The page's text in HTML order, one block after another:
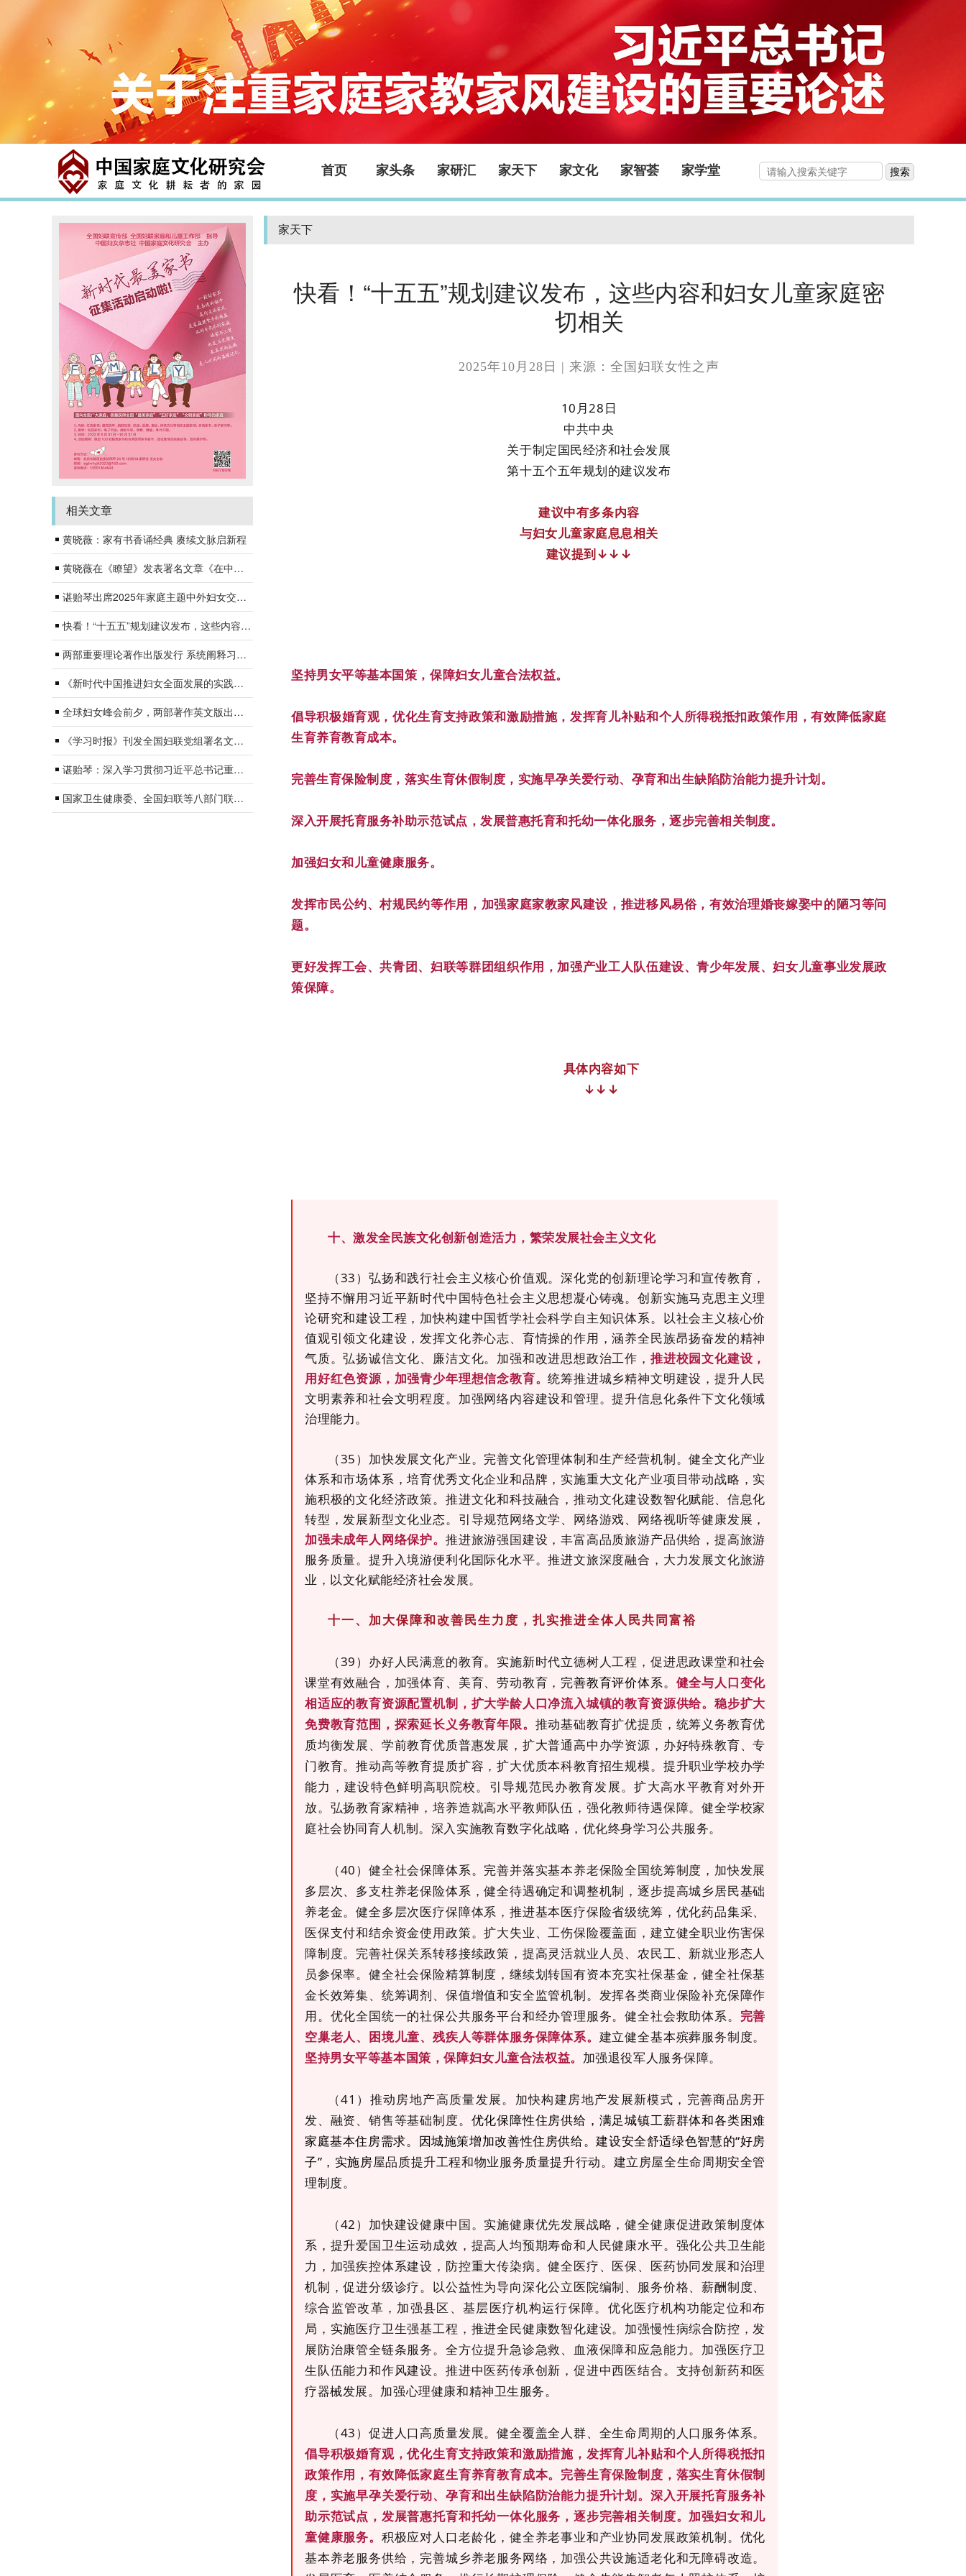
首页 家头条 家研汇 家天下 家文化 家智荟 家学堂 搜索
相关文章
黄晓薇：家有书香诵经典 赓续文脉启新程
黄晓薇在《瞭望》发表署名文章《在中国式现代化宏阔实践中谱写妇女事业发展新篇章》
谌贻琴出席2025年家庭主题中外妇女交流暨粤港澳大湾区妇女融合协同发展活动
快看！“十五五”规划建议发布，这些内容和妇女儿童家庭密切相关
两部重要理论著作出版发行 系统阐释习近平总书记关于妇女儿童和妇联工作、关于注重家庭家教家风建设的重要论述
《新时代中国推进妇女全面发展的实践与成就》白皮书，全文来啦！
全球妇女峰会前夕，两部著作英文版出版发行
《学习时报》刊发全国妇联党组署名文章：守正创新做好家庭家教家风建设工作
谌贻琴：深入学习贯彻习近平总书记重要讲话精神 团结引领广大妇女为强国建设民族复兴伟业作出新的更大贡献
国家卫生健康委、全国妇联等八部门联合印发《关于全面开展健康家庭建设的通知》
家天下
快看！“十五五”规划建议发布，这些内容和妇女儿童家庭密
切相关
2025年10月28日 | 来源：全国妇联女性之声
10月28日
中共中央
关于制定国民经济和社会发展
第十五个五年规划的建议发布
建议中有多条内容
与妇女儿童家庭息息相关
建议提到↓↓ ↓
坚持男女平等基本国策，保障妇女儿童合法权益。
倡导积极婚育观，优化生育支持政策和激励措施，发挥育儿补贴和个人所得税抵扣政策作用，有效降低家庭
生育养育教育成本。
完善生育保险制度，落实生育休假制度，实施早孕关爱行动、孕育和出生缺陷防治能力提升计划。
深入开展托育服务补助示范试点，发展普惠托育和托幼一体化服务，逐步完善相关制度。
加强妇女和儿童健康服务。
发挥市民公约、村规民约等作用，加强家庭家教家风建设，推进移风易俗，有效治理婚丧嫁娶中的陋习等问
题。
更好发挥工会、共青团、妇联等群团组织作用，加强产业工人队伍建设、青少年发展、妇女儿童事业发展政
策保障。
具体内容如下
↓↓ ↓
十、激发全民族文化创新创造活力，繁荣发展社会主义文化
（33）弘扬和践行社会主义核心价值观。深化党的创新理论学习和宣传教育，
坚持不懈用习近平新时代中国特色社会主义思想凝心铸魂。创新实施马克思主义理
论研究和建设工程，加快构建中国哲学社会科学自主知识体系。以社会主义核心价
值观引领文化建设，发挥文化养心志、育情操的作用，涵养全民族昂扬奋发的精神
气质。弘扬诚信文化、廉洁文化。加强和改进思想政治工作， 推进校园文化建设，
用好红色资源，加强青少年理想信念教育。统筹推进城乡精神文明建设，提升人民
文明素养和社会文明程度。加强网络内容建设和管理。提升信息化条件下文化领域
治理能力。
（35）加快发展文化产业。完善文化管理体制和生产经营机制。健全文化产业
体系和市场体系，培育优秀文化企业和品牌，实施重大文化产业项目带动战略，实
施积极的文化经济政策。推进文化和科技融合，推动文化建设数智化赋能、信息化
转型，发展新型文化业态。引导规范网络文学、网络游戏、网络视听等健康发展，
加强未成年人网络保护。 推进旅游强国建设，丰富高品质旅游产品供给，提高旅游
服务质量。提升入境游便利化国际化水平。推进文旅深度融合，大力发展文化旅游
业，以文化赋能经济社会发展。
十一、加大保障和改善民生力度，扎实推进全体人民共同富裕
（39）办好人民满意的教育。实施新时代立德树人工程，促进思政课堂和社会
课堂有效融合，加强体育、美育、劳动教育， 完善教育评价体系。 健全与人口变化
相适应的教育资源配置机制，扩大学龄人口净流入城镇的教育资源供给。稳步扩大
免费教育范围，探索延长义务教育年限。 推动基础教育扩优提质，统筹义务教育优
质均衡发展、学前教育优质普惠发展，扩大普通高中办学资源，办好特殊教育、专
门教育。推动高等教育提质扩容，扩大优质本科教育招生规模。提升职业学校办学
能力，建设特色鲜明高职院校。引导规范民办教育发展。扩大高水平教育对外开
放。弘扬教育家精神，培养造就高水平教师队伍，强化教师待遇保障。健全学校家
庭社会协同育人机制。深入实施教育数字化战略，优化终身学习公共服务。
（40）健全社会保障体系。完善并落实基本养老保险全国统筹制度，加快发展
多层次、多支柱养老保险体系，健全待遇确定和调整机制，逐步提高城乡居民基础
养老金。健全多层次医疗保障体系，推进基本医疗保险省级统筹，优化药品集采、
医保支付和结余资金使用政策。扩大失业、工伤保险覆盖面，建立健全职业伤害保
障制度。完善社保关系转移接续政策，提高灵活就业人员、农民工、新就业形态人
员参保率。健全社会保险精算制度，继续划转国有资本充实社保基金，健全社保基
金长效筹集、统筹调剂、保值增值和安全监管机制。发挥各类商业保险补充保障作
用。优化全国统一的社保公共服务平台和经办管理服务。健全社会救助体系。 完善
空巢老人、困境儿童、残疾人等群体服务保障体系。 建立健全基本殡葬服务制度。
坚持男女平等基本国策，保障妇女儿童合法权益。 加强退役军人服务保障。
（41）推动房地产高质量发展。加快构建房地产发展新模式，完善商品房开
发、融资、销售等基础制度。 优化保障性住房供给，满足城镇工薪群体和各类困难
家庭基本住房需求。因城施策增加改善性住房供给。建设安全舒适绿色智慧的“好房
子”，实施房屋品质提升工程和物业服务质量提升行动。建立房屋全生命周期安全管
理制度。
（42）加快建设健康中国。实施健康优先发展战略，健全健康促进政策制度体
系，提升爱国卫生运动成效，提高人均预期寿命和人民健康水平。强化公共卫生能
力，加强疾控体系建设，防控重大传染病。健全医疗、医保、医药协同发展和治理
机制，促进分级诊疗。以公益性为导向深化公立医院编制、服务价格、薪酬制度、
综合监管改革，加强县区、基层医疗机构运行保障。优化医疗机构功能定位和布
局，实施医疗卫生强基工程，推进全民健康数智化建设。加强慢性病综合防控，发
展防治康管全链条服务。全方位提升急诊急救、血液保障和应急能力。加强医疗卫
生队伍能力和作风建设。推进中医药传承创新，促进中西医结合。支持创新药和医
疗器械发展。加强心理健康和精神卫生服务。
（43）促进人口高质量发展。健全覆盖全人群、全生命周期的人口服务体系。
倡导积极婚育观，优化生育支持政策和激励措施，发挥育儿补贴和个人所得税抵扣
政策作用，有效降低家庭生育养育教育成本。完善生育保险制度，落实生育休假制
度，实施早孕关爱行动、孕育和出生缺陷防治能力提升计划。深入开展托育服务补
助示范试点，发展普惠托育和托幼一体化服务，逐步完善相关制度。加强妇女和儿
童健康服务。 积极应对人口老龄化，健全养老事业和产业协同发展政策机制。优化
基本养老服务供给，完善城乡养老服务网络，加强公共设施适老化和无障碍改造。